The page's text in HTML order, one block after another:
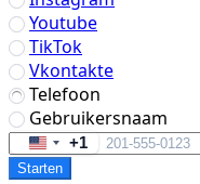
Youtube
TikTok
Vkontakte
Telefoon
Gebruikersnaam
United
States
+1
Starten